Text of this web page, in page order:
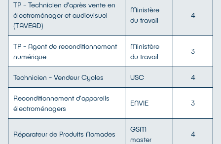
TP - Technicien d'après vente en
électroménager et audiovisuel
(TAVEAD)
Ministère
du travail
4
TP - Agent de reconditionnement
numérique
Ministère
du travail
3
Technicien - Vendeur Cycles USC 4
Reconditionnement d'appareils
électroménagers
ENVIE 3
Réparateur de Produits Nomades
GSM
master
4